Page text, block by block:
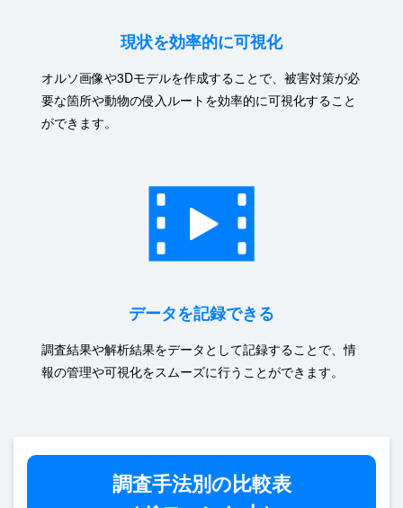
現状を効率的に可視化
オルソ画像や3Dモデルを作成することで、被害対策が必
要な箇所や動物の侵入ルートを効率的に可視化すること
ができます。
データを記録できる
調査結果や解析結果をデータとして記録することで、情
報の管理や可視化をスムーズに行うことができます。
調査手法別の比較表